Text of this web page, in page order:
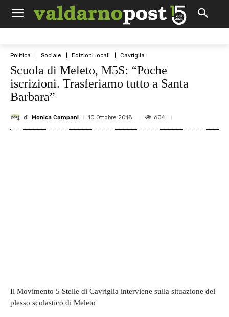
Politica Sociale Edizioni locali Cavriglia
Scuola di Meleto, M5S: “Poche
iscrizioni. Trasferiamo tutto a Santa
Barbara”
di Monica Campani 10 Ottobre 2018 604
Il Movimento 5 Stelle di Cavriglia interviene sulla situazione del
plesso scolastico di Meleto